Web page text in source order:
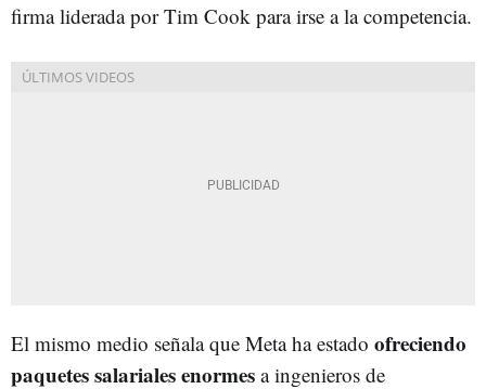
firma liderada por Tim Cook para irse a la competencia.
El mismo medio señala que Meta ha estado ofreciendo
paquetes salariales enormes a ingenieros de